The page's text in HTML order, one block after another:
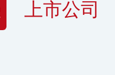
上市公司